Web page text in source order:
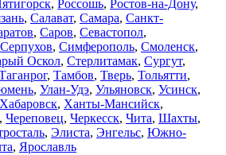
, Россошь, Ростов-на-Дону,
, Салават, Самара, Санкт-
, Саров, Севастопол,
Серпухов, Симферополь, Смоленск,
Оскол, Стерлитамак, Сургут,
, Тамбов, Тверь, Тольятти,
, Улан-Удэ, Ульяновск, Усинск,
Хабаровск, Ханты-Мансийск,
, Череповец, Черкесск, Чита, Шахты,
, Элиста, Энгельс, Южно-
, Ярославль